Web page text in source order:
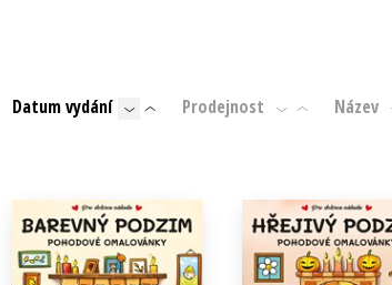
fotografie
a duchovní svět
Počítače
Populárně - naučné pro děti
Předškoláci
Datum vydání Prodejnost Název